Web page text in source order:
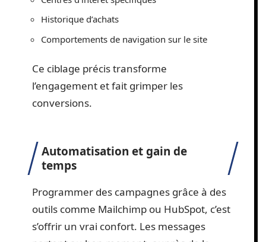
Historique d’achats
Comportements de navigation sur le site
Ce ciblage précis transforme
l’engagement et fait grimper les
conversions.
Automatisation et gain de
temps
Programmer des campagnes grâce à des
outils comme Mailchimp ou HubSpot, c’est
s’offrir un vrai confort. Les messages